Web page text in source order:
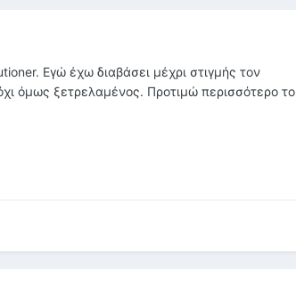
Εγώ έχω διαβάσει μέχρι στιγμής τον
όμως ξετρελαμένος. Προτιμώ περισσότερο το